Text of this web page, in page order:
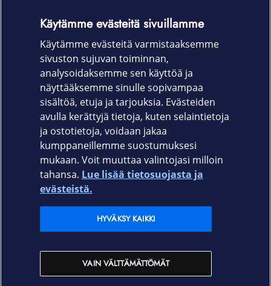
Kaksois-USB-laturi
Käyttöohjeet
Takuu
Valmistajan myöntämä 24 kk
Elisa.fi
Elisan myymälät
Käytämme evästeitä sivuillamme
Käytämme evästeitä varmistaaksemme
sivuston sujuvan toiminnan,
analysoidaksemme sen käyttöä ja
näyttääksemme sinulle sopivampaa
sisältöä, etuja ja tarjouksia. Evästeiden
avulla kerättyjä tietoja, kuten selaintietoja
ja ostotietoja, voidaan jakaa
kumppaneillemme suostumuksesi
mukaan. Voit muuttaa valintojasi milloin
tahansa. Lue lisää tietosuojasta ja
evästeistä.
VAIN VÄLTTÄMÄTTÖMÄT
HYVÄKSY KAIKKI